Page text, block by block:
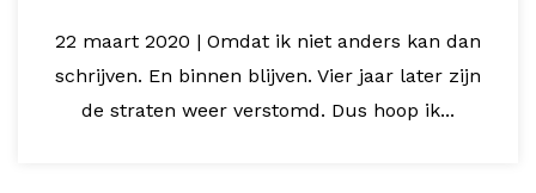
22 maart 2020 | Omdat ik niet anders kan dan
schrijven. En binnen blijven. Vier jaar later zijn
de straten weer verstomd. Dus hoop ik...